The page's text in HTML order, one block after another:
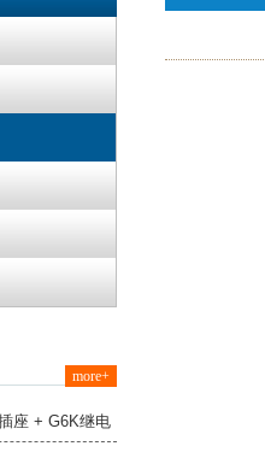
more+
座 + G6K继电